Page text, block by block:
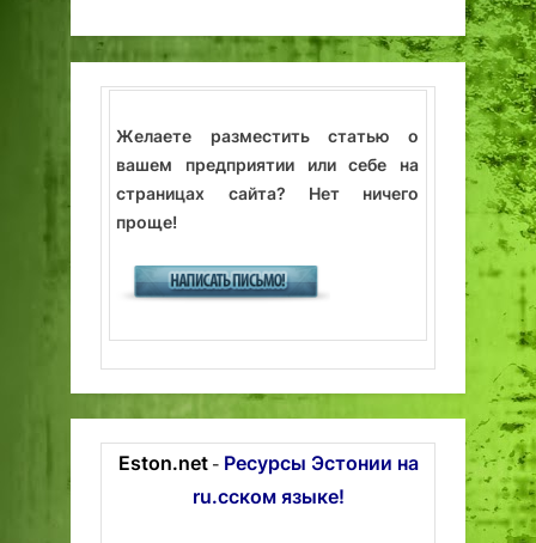
Желаете разместить статью о
вашем предприятии или себе на
страницах сайта? Нет ничего
проще!
Eston.net- Ресурсы Эстонии на
ru.сском языке!